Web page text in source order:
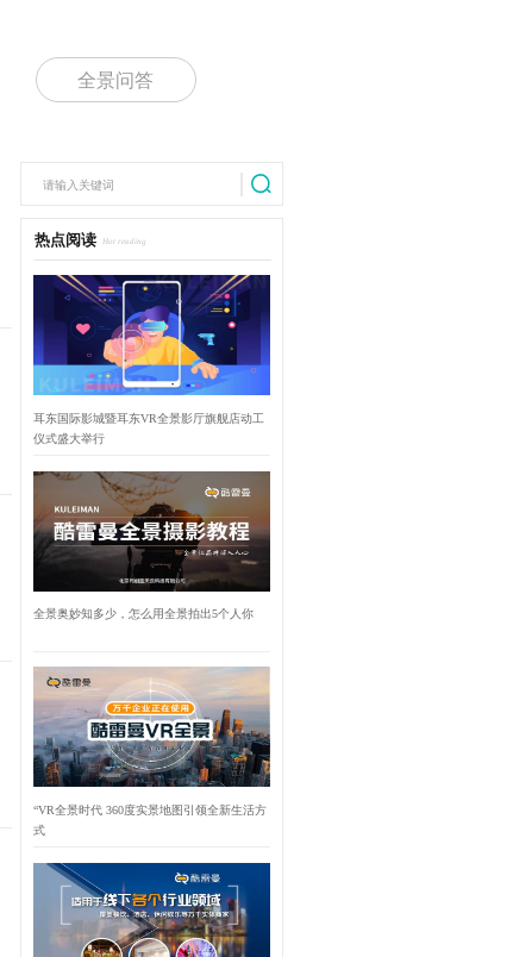
全景问答
热点阅读 Hot reading
耳东国际影城暨耳东VR全景影厅旗舰店动工
仪式盛大举行
全景奥妙知多少，怎么用全景拍出5个人你
“VR全景时代 360度实景地图引领全新生活方
式